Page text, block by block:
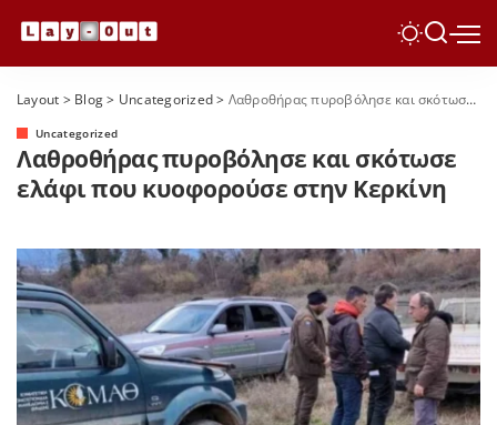
Layout > Blog> Uncategorized> Λαθροθήρας πυροβόλησε και σκότωσε ελάφι που κυοφορούσε στην Κερκίνη
Uncategorized
Λαθροθήρας πυροβόλησε και σκότωσε
ελάφι που κυοφορούσε στην Κερκίνη